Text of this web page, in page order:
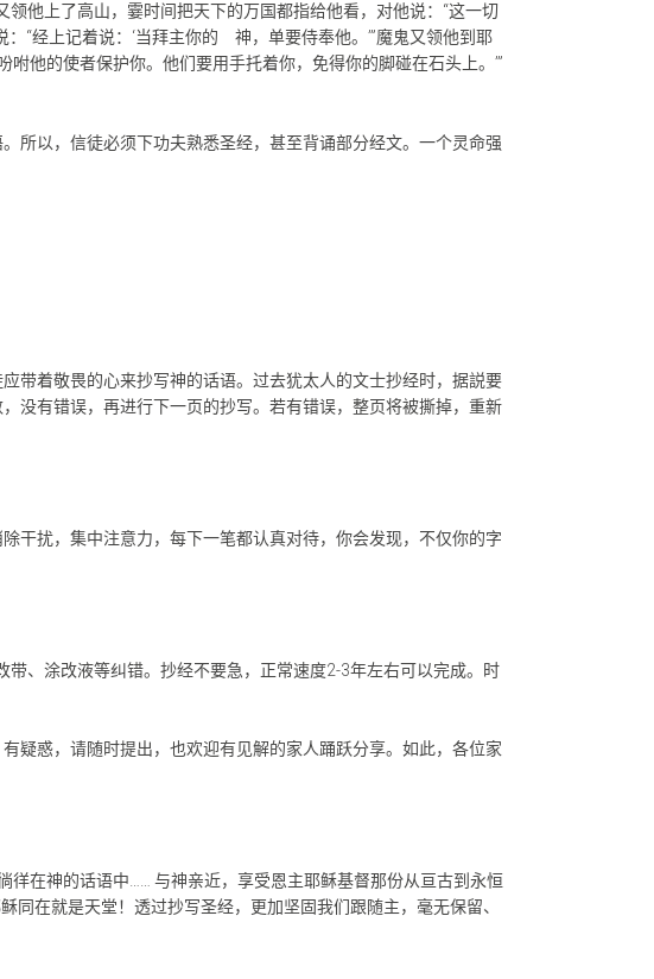
他上了高山，霎时间把天下的万国都指给他看，对他说：“这一切
“经上记着说：‘当拜主你的 神，单要侍奉他。’”魔鬼又领他到耶
他的使者保护你。他们要用手托着你，免得你的脚碰在石头上。’”
所以，信徒必须下功夫熟悉圣经，甚至背诵部分经文。一个灵命强
带着敬畏的心来抄写神的话语。过去犹太人的文士抄经时，据説要
没有错误，再进行下一页的抄写。若有错误，整页将被撕掉，重新
干扰，集中注意力，每下一笔都认真对待，你会发现，不仅你的字
、涂改液等纠错。抄经不要急，正常速度2-3年左右可以完成。时
疑惑，请随时提出，也欢迎有见解的家人踊跃分享。如此，各位家
徉在神的话语中…… 与神亲近，享受恩主耶稣基督那份从亘古到永恒
在就是天堂！透过抄写圣经，更加坚固我们跟随主，毫无保留、